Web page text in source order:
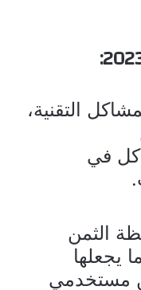
التقنية،
في
الثمن
يجعلها
مستخدمي